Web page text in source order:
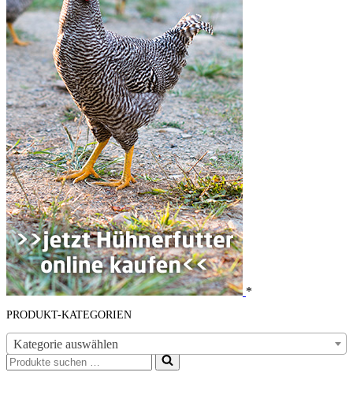
*
PRODUKT-KATEGORIEN
Kategorie auswählen
Suchen
nach …